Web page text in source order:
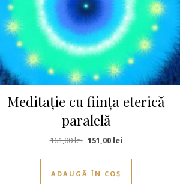
Meditație cu ființa eterică
paralelă
161,00lei Prețul inițial a fost: 161,00
151,00 leiPrețul curent
ADAUGĂ ÎN COȘ